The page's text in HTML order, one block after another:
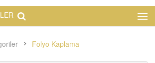
Folyo Kaplama